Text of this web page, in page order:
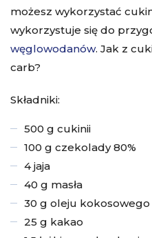
możesz wykorzystać
wykorzystuje się do
węglowodanów. Jak z
carb?
Składniki:
500 g cukinii
100 g czekolady 80%
4 jaja
40 g masła
30 g oleju kokosowego
25 g kakao